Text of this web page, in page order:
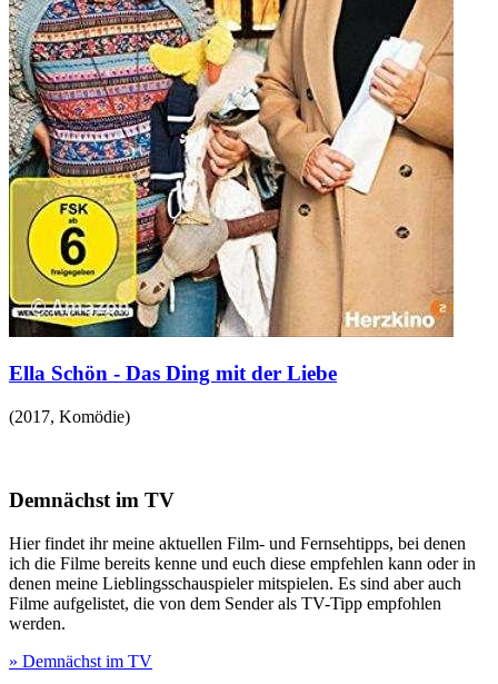
Ella Schön - Das Ding mit der Liebe
(2017, Komödie)
Demnächst im TV
Hier findet ihr meine aktuellen Film- und Fernsehtipps, bei denen
ich die Filme bereits kenne und euch diese empfehlen kann oder in
denen meine Lieblingsschauspieler mitspielen. Es sind aber auch
Filme aufgelistet, die von dem Sender als TV-Tipp empfohlen
werden.
» Demnächst im TV